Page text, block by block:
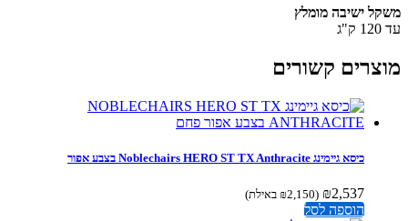
ישיבה מומלץ
קשורים
כיסא גיימינג Noblechairs HERO ST TX Anthracite בצבע אפור
₪2,537
(
₪2,150 באילת)
הוספה לסל